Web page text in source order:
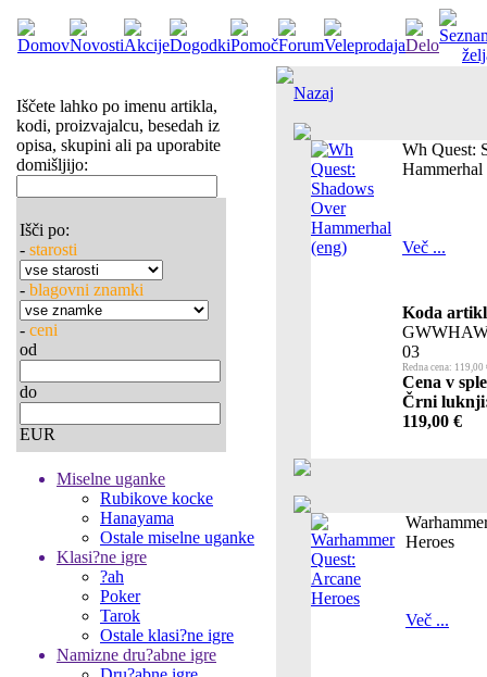
Iščete lahko po imenu artikla,
kodi, proizvajalcu, besedah iz
opisa, skupini ali pa uporabite
domišljijo:
Išči po:
- starosti
- blagovni znamki
- ceni
od
do
EUR
Miselne uganke
Rubikove kocke
Hanayama
Ostale miselne uganke
Klasi?ne igre
?ah
Poker
Tarok
Ostale klasi?ne igre
Namizne dru?abne igre
Nazaj
Wh Quest:
Hammerhal
Več ...
Koda
03
Redna cena: 119,00
Cena v
Črni
119,00 €
Heroes
Več ...